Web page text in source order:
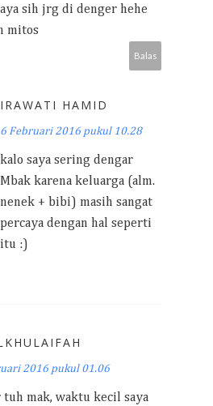
sih jrg di denger hehe
mitos
Balas
IRAWATI HAMID
6 Februari 2016 pukul 10.28
kalo saya sering dengar
Mbak karena keluarga (alm.
nenek + bibi) masih sangat
percaya dengan hal seperti
itu :)
2016 pukul 01.06
tuh mak, waktu kecil saya